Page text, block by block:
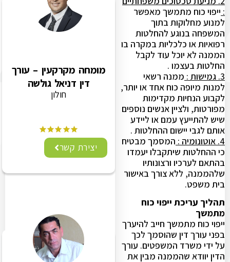
:ייפוי כוח מתמשך מאפשר
למנוע מחלוקות בתוך
המשפחה בנוגע להחלטות
רפואיות או כלכליות במקרה בו
הממנה לא יוכל עוד לקבל
החלטות בעצמו .
3. גמישות :
ממנה רשאי
למנות מיופה כוח אחד או יותר,
לקבוע הנחיות מקדימות
מפורטות, ולציין אנשים נוספים
שיש להתייעץ עמם או ליידע
אותם לגבי יישום ההחלטות .
4. אוטונומיה :
המסמך מבטיח
כי ההחלטות שיתקבלו יעמדו
בהתאם לערכיו ורצונותיו
שלהממנה, ללא צורך באישור
בית משפט.
תהליך עריכת ייפוי כוח
מתמשך
ייפוי כוח מתמשך חייב להיערך
בפני עורך דין שהוסמך לכך
על ידי משרד המשפטים. עורך
הדין יוודא שהממנה מבין את
מומחה מקרקעין – עורך
דין דניאל גולשה
חולון
יצירת קשר